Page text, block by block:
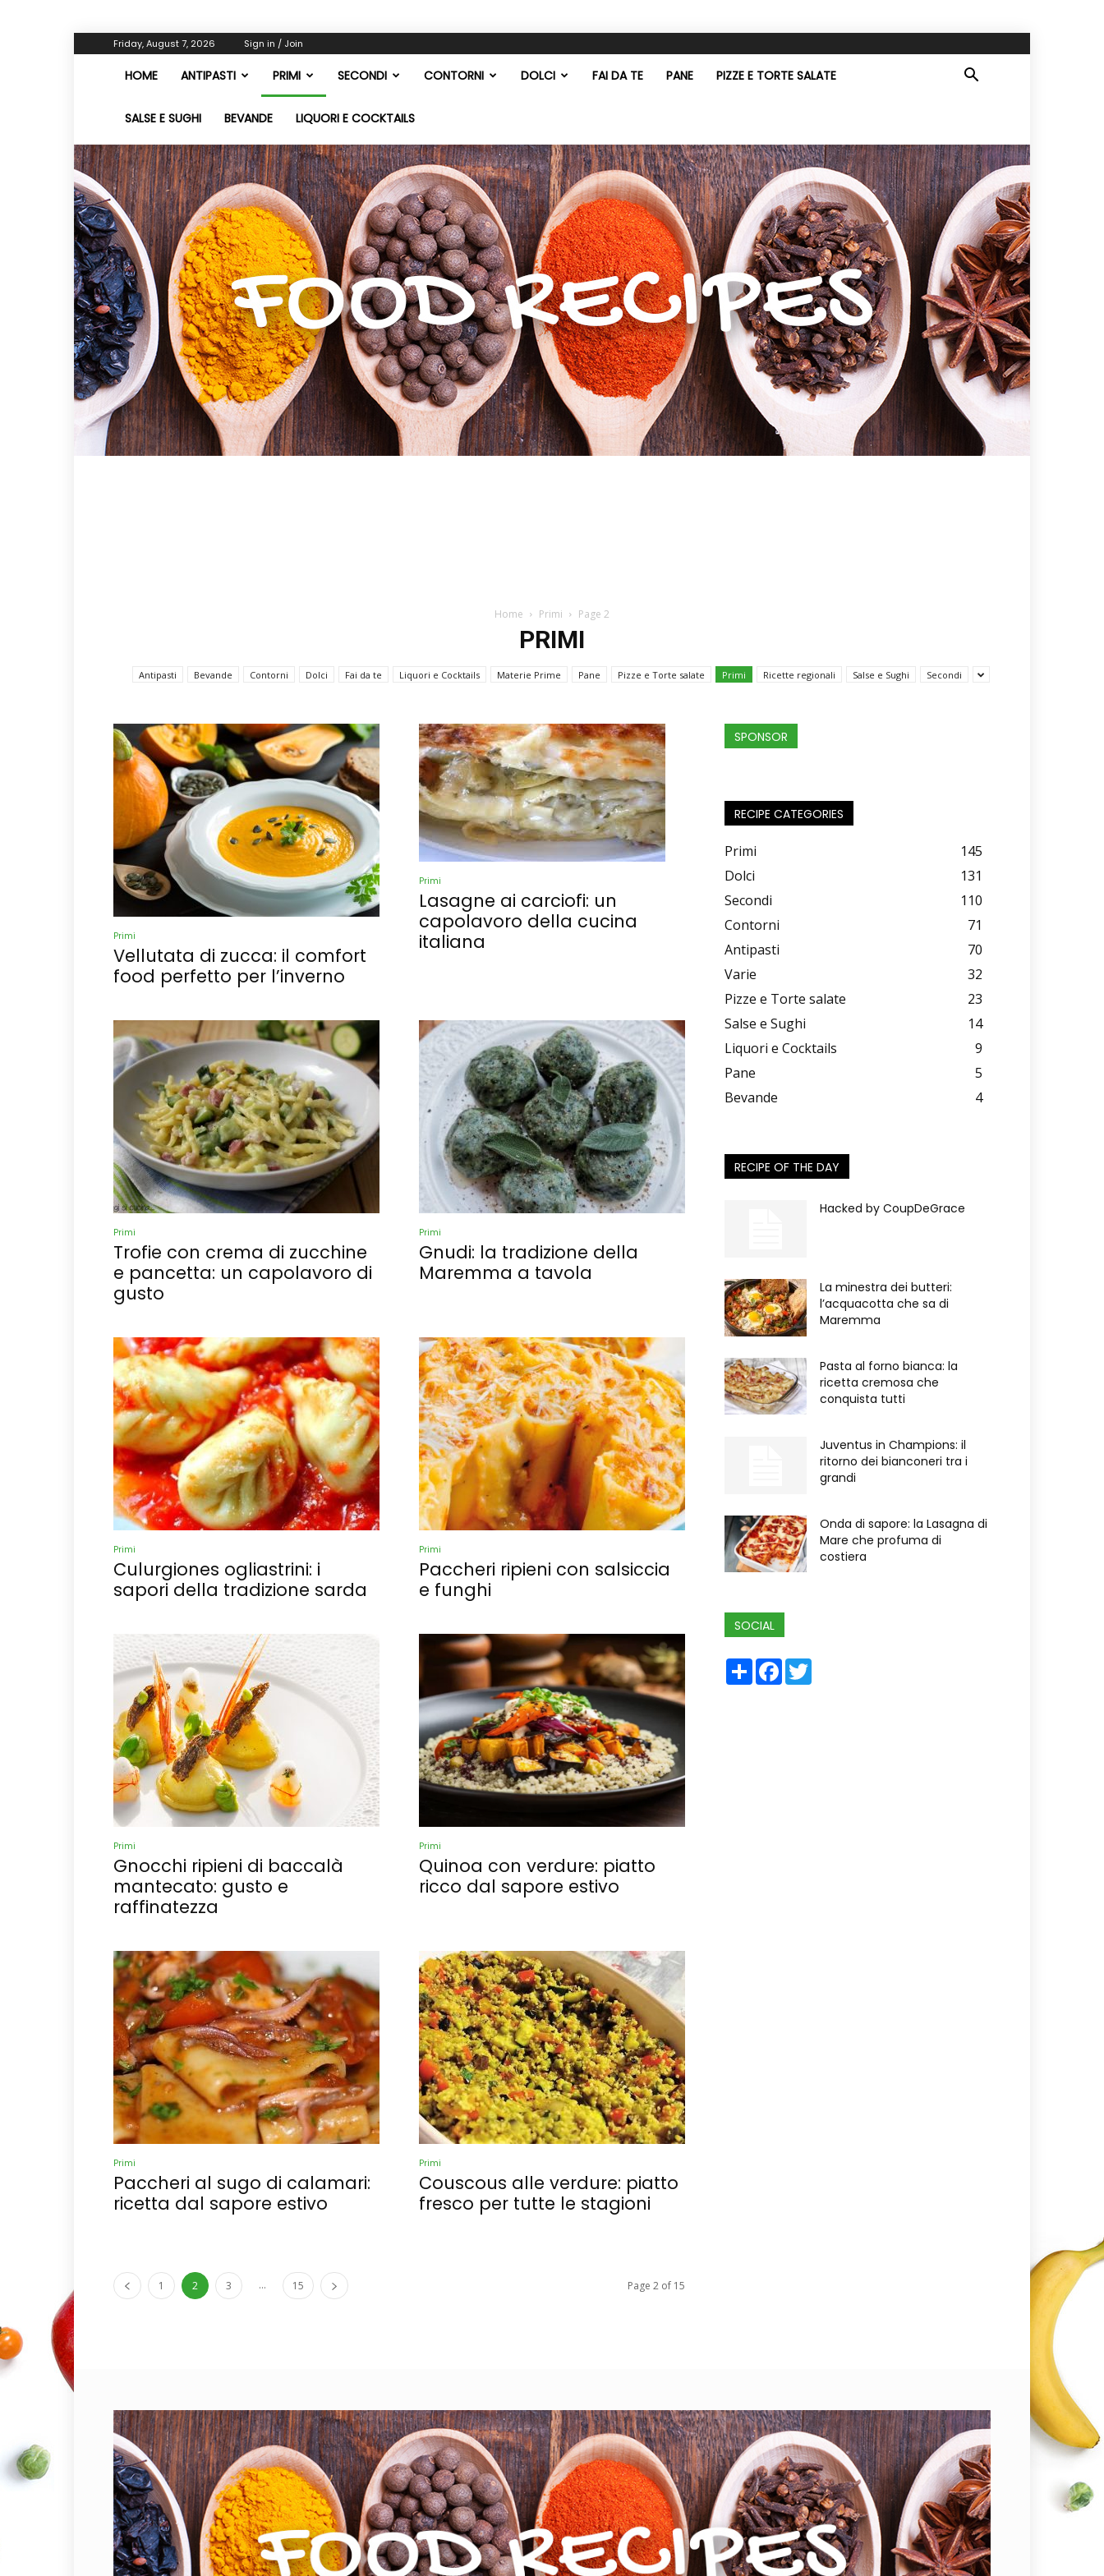
Friday, August 7, 2026 Sign in / Join
HOME ANTIPASTI PRIMI SECONDI CONTORNI DOLCI FAI DA TE PANE PIZZE E TORTE SALATE
SALSE E SUGHI BEVANDE LIQUORI E COCKTAILS
Profumi
e
Sapori
Home Primi Page 2
PRIMI
Antipasti Bevande Contorni Dolci Fai da te Liquori e Cocktails Materie Prime Pane Pizze e Torte salate Primi Ricette regionali Salse e Sughi Secondi
Primi
Vellutata di zucca: il comfort
food perfetto per l’inverno
Primi
Lasagne ai carciofi: un
capolavoro della cucina
italiana
Primi
Trofie con crema di zucchine
e pancetta: un capolavoro di
gusto
Primi
Gnudi: la tradizione della
Maremma a tavola
Primi
Culurgiones ogliastrini: i
sapori della tradizione sarda
Primi
Paccheri ripieni con salsiccia
e funghi
Primi
Gnocchi ripieni di baccalà
mantecato: gusto e
raffinatezza
Primi
Quinoa con verdure: piatto
ricco dal sapore estivo
Primi
Paccheri al sugo di calamari:
ricetta dal sapore estivo
Primi
Couscous alle verdure: piatto
fresco per tutte le stagioni
1 2 3 ... 15 Page 2 of 15
SPONSOR
RECIPE CATEGORIES
Primi
145
Dolci
131
Secondi
110
Contorni
71
Antipasti
70
Varie
32
Pizze e Torte salate
23
Salse e Sughi
14
Liquori e Cocktails
9
Pane
5
Bevande
4
RECIPE OF THE DAY
Hacked by CoupDeGrace
La minestra dei butteri:
l’acquacotta che sa di
Maremma
Pasta al forno bianca: la
ricetta cremosa che
conquista tutti
Juventus in Champions: il
ritorno dei bianconeri tra i
grandi
Onda di sapore: la Lasagna di
Mare che profuma di
costiera
SOCIAL
ShareFacebook